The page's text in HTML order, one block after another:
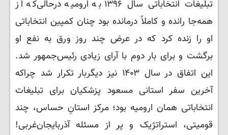
تبلیغات انتخاباتی سال ۱۳۹۶ به ارومیه درحالی‌که از
همه‌جا رانده و کاملاً درمانده بود چنان کمپین انتخاباتی
او را زنده کرد که در عرض چند روز ورق به نفع او
برگشت و برای بار دوم با آرای زیادی رئیس‌جمهور شد.
این اتفاق در سال ۱۴۰۳ نیز دیگربار تکرار شد چراکه
آخرین سفر استانی مسعود پزشکیان برای تبلیغات
انتخاباتی همان ارومیه بود؛ مرکز استانِ حساس، چند
قومیتی، استراتژیک و پر از مسئله آذربایجان‌غربی!